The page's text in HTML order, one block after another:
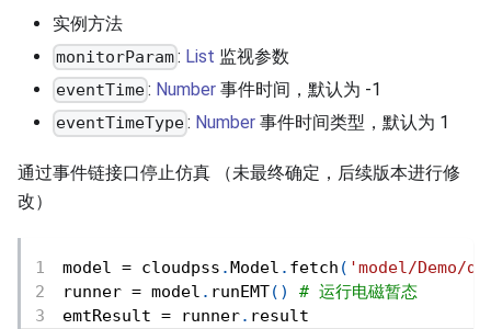
实例方法
monitorParam: List 监视参数
eventTime: Number 事件时间，默认为 -1
eventTimeType: Number 事件时间类型，默认为 1
通过事件链接口停止仿真 （未最终确定，后续版本进行修
改）
model = cloudpss . Model . fetch ( 'model/Demo/
runner = model . runEMT( )
# 运行电磁暂态
emtResult = runner. result